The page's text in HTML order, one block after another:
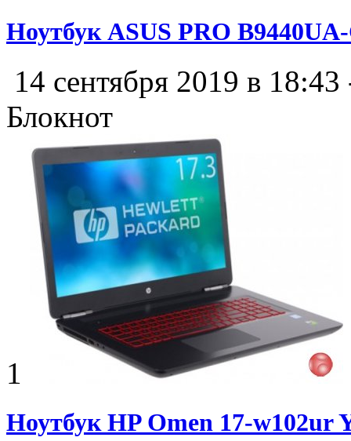
Ноутбук ASUS PRO
14 сентября 2019 в
Блокнот
1
Ноутбук HP Omen 17-w102ur